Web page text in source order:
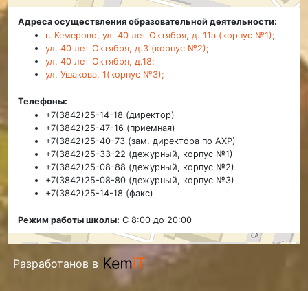
Адреса осуществления образовательной деятельности:
г. Кемерово, ул. 40 лет Октября, д. 11а (корпус №1);
ул. 40 лет Октября, д.3 (корпус №2);
ул. 40 лет Октября, д.18;
ул. Ушакова, 1(корпус №3);
Телефоны:
+7(3842)25-14-18 (директор)
+7(3842)25-47-16 (приемная)
+7(3842)25-40-73 (зам. директора по АХР)
+7(3842)25-33-22 (дежурный, корпус №1)
+7(3842)25-08-88 (дежурный, корпус №2)
+7(3842)25-08-80 (дежурный, корпус №3)
+7(3842)25-14-18 (факс)
Режим работы школы: С 8:00 до 20:00
Разработанов в